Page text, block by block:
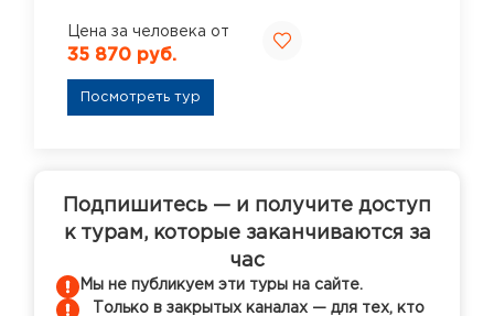
Цена за человека от
35 870 руб.
Посмотреть тур
Подпишитесь — и получите доступ
к турам, которые заканчиваются за
час
Мы не публикуем эти туры на сайте.
Только в закрытых каналах — для тех, кто